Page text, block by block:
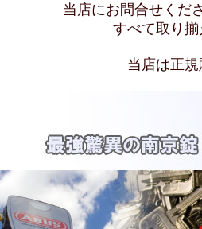
当店にお問合せくだ
すべて取り
当店は正